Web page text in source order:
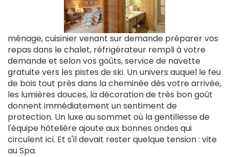
ménage, cuisinier venant sur demande préparer vos
repas dans le chalet, réfrigérateur rempli à votre
demande et selon vos goûts, service de navette
gratuite vers les pistes de ski. Un univers auquel le feu
de bois tout près dans la cheminée dès votre arrivée,
les lumières douces, la décoration de très bon goût
donnent immédiatement un sentiment de
protection. Un luxe au sommet où la gentillesse de
l'équipe hôtelière ajoute aux bonnes ondes qui
circulent ici. Et s'il devait rester quelque tension : vite
au Spa.